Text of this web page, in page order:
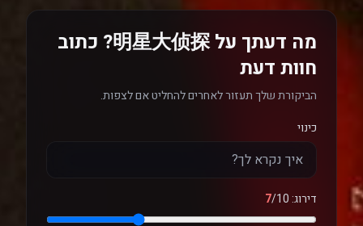
מה דעתך על 明星大侦探? כתוב
חוות דעת
הביקורת שלך תעזור לאחרים להחליט אם לצפות.
כינוי
דירוג: 7/10